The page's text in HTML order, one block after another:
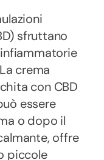
sfruttano
crema
con CBD
essere
o dopo il
offre
piccole